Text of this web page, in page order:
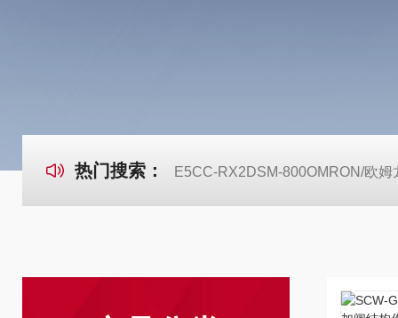
热门搜索： E5CC-RX2DSM-800OMRON/欧